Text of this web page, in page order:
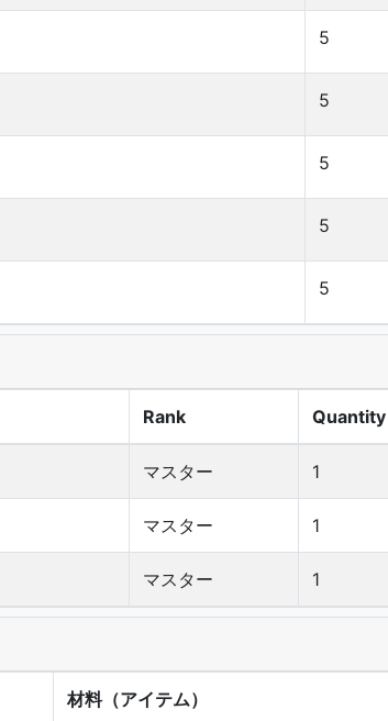
5
5
5
5
5
Rank Quantity
マスター 1
マスター 1
マスター 1
材料（アイテム）